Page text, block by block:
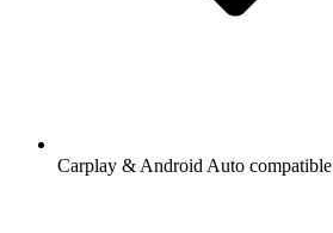
Carplay & Android Auto compatible